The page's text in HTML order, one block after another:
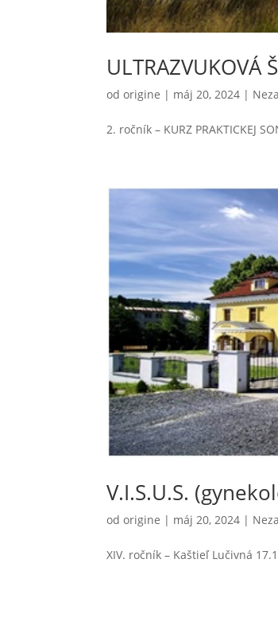
ULTRAZVUKOVÁ
odorigine | máj 20, 2024 |
2. ročník – KURZ PRAKTICKEJ
V.I.S.U.S.
odorigine | máj 20, 2024 |
XIV. ročník – Kaštieľ Lučivná